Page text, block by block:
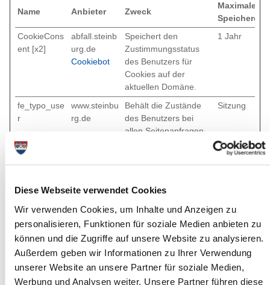
Diese Webseite verwendet Cookies
Wir verwenden Cookies, um Inhalte und Anzeigen zu
personalisieren, Funktionen für soziale Medien anbieten zu
können und die Zugriffe auf unsere Website zu analysieren.
Außerdem geben wir Informationen zu Ihrer Verwendung
unserer Website an unsere Partner für soziale Medien,
Werbung und Analysen weiter. Unsere Partner führen diese
Name Anbieter Zweck
Maximale
CookieCons
ent [x2]
abfall.steinb
urg.de
Cookiebot
Speichert den
Zustimmungsstatus
des Benutzers für
Cookies auf der
aktuellen Domäne.
1 Jahr
fe_typo_use
r
www.steinbu
rg.de
Behält die Zustände
des Benutzers bei
allen Seitenanfragen
Sitzung
NSC_#
abfall.steinb
Verwendet, um
Website auf mehreren
um die Antwortzeiten
zu optimieren.
1 Tag
PHPSESSID
www.steinbu
rg.de
Behält die Zustände
des Benutzers bei
allen Seitenanfragen
bei.
Sitzung